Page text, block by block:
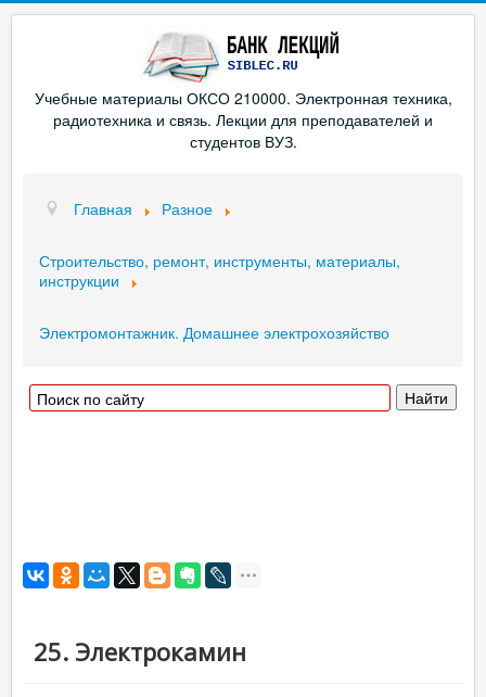
Учебные материалы ОКСО 210000. Электронная техника,
радиотехника и связь. Лекции для преподавателей и
студентов ВУЗ.
Главная Разное
Строительство, ремонт, инструменты, материалы,
инструкции
Электромонтажник. Домашнее электрохозяйство
25. Электрокамин